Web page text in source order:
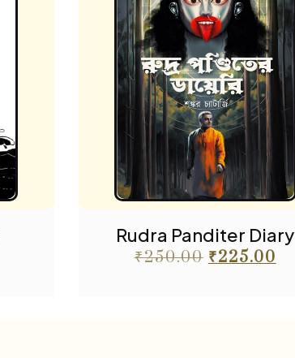
Rudra Panditer Diary
₹250.00 ₹225.00